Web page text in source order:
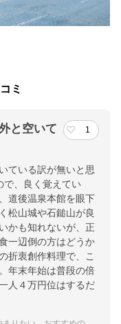
提供：楽天トラベル
見る
ミ
と空いて
1
ている訳が無いと思
で、良く覚えてい
道後温泉本館を眼下
松山城や石鎚山が良
かも知れないが、正
一辺倒の方はどうか
折衷創作料理で、こ
年末年始は普段の倍
人４万円位はするだ